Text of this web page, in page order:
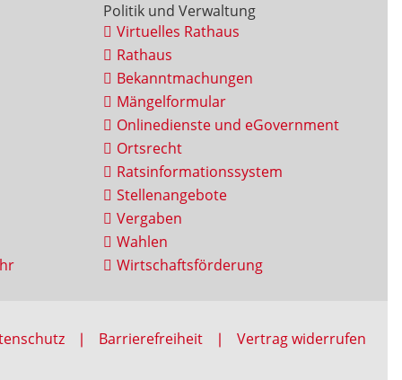
Politik und Verwaltung
Virtuelles Rathaus
Rathaus
Bekanntmachungen
Mängelformular
Onlinedienste und eGovernment
Ortsrecht
Ratsinformationssystem
Stellenangebote
Vergaben
Wahlen
Wirtschaftsförderung
Barrierefreiheit Vertrag widerrufen